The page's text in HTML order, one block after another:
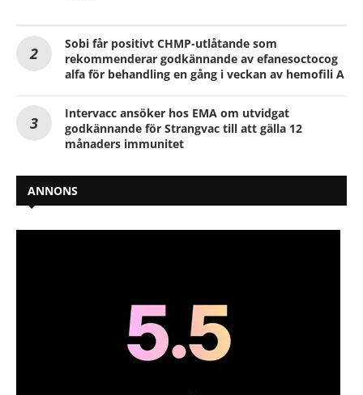
Sobi får positivt CHMP-utlåtande som
rekommenderar godkännande av efanesoctocog
alfa för behandling en gång i veckan av hemofili A
Intervacc ansöker hos EMA om utvidgat
godkännande för Strangvac till att gälla 12
månaders immunitet
ANNONS